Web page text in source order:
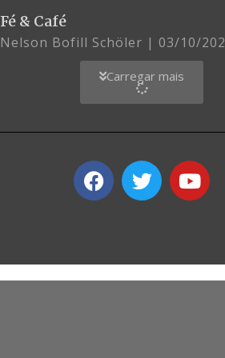
Fé & Café
Nelson Bofill Schöler 03/10/
Carregar mais